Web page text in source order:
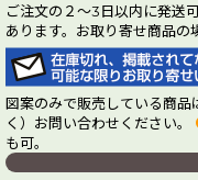
ご注文の２～3日以内に発送
あります。お取り寄せ商品の
図案のみで販売している商
く）お問い合わせください。
も可。